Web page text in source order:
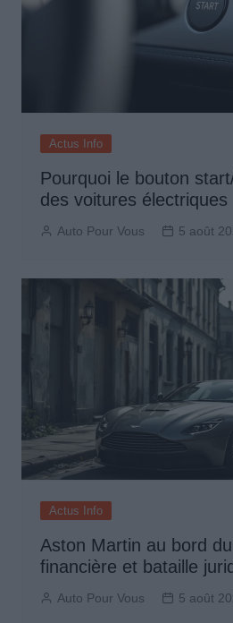
Actus Info
Pourquoi le bouton
des voitures électriques
Auto Pour Vous 5 août
Actus Info
Aston Martin au bord
financière et bataille
Auto Pour Vous 5 août